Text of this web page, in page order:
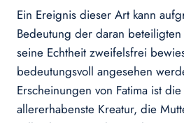
Ein Ereignis dieser Art kann
Bedeutung der daran
seine Echtheit zweifelsfrei
bedeutungsvoll angesehen
Erscheinungen von Fatima ist
allererhabenste Kreatur, die